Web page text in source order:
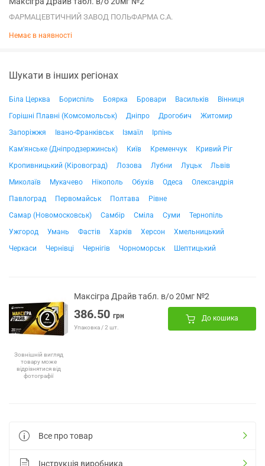
ФАРМАЦЕВТИЧНИЙ ЗАВОД ПОЛЬФАРМА С.А.
Немає в наявності
Шукати в інших регіонах
Біла Церква Бориспіль Боярка Бровари Васильків
Вінниця
Горішні Плавні (Комсомольськ)
Дніпро Дрогобич
Житомир
Запоріжжя
Івано-Франківськ Ізмаїл
Ірпінь
Кам'янське (Дніпродзержинськ)
Київ Кременчук
Кривий Ріг
Кропивницький (Кіровоград)
Лозова Лубни Луцьк
Львів
Миколаїв
Мукачево Нікополь Обухів Одеса
Олександрія
Павлоград
Первомайськ Полтава
Рівне
Самар (Новомосковськ)
Самбір Сміла Суми
Тернопіль
Ужгород
Умань Фастів Харків Херсон
Хмельницький
Черкаси
Чернівці Чернігів Чорноморськ Шептицький
Зовнішній вигляд
товару може
відрізнятися від
фотографії
Максігра Драйв табл. в/о 20мг №2
386.50 грн
Упаковка / 2 шт.
До кошика
Все про товар
Інструкція виробника